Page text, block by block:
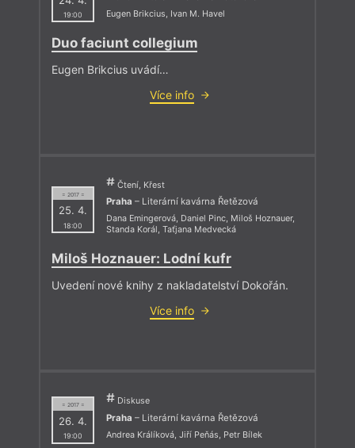
19:00 Eugen Brikcius, Ivan M. Havel
Duo faciunt collegium
Eugen Brikcius uvádí…
Více info
= 2017 =
25. 4.
18:00
Čtení, Křest
Praha – Literární kavárna Řetězová
Dana Emingerová, Daniel Pinc, Miloš Hoznauer,
Standa Korál , Taťjana Medvecká
Miloš Hoznauer: Lodní kufr
Uvedení nové knihy z nakladatelství Dokořán.
Více info
= 2017 =
26. 4.
19:00
Diskuse
Praha – Literární kavárna Řetězová
Andrea Králíková, Jiří Peňás, Petr Bílek